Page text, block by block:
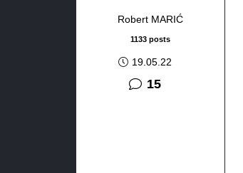
Robert MARIĆ
1133 posts
19.05.22
15komentara